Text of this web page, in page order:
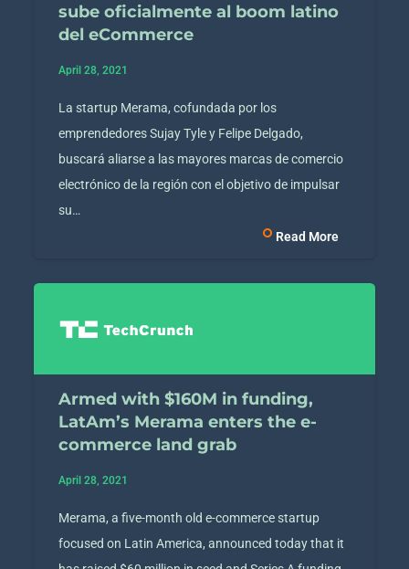
sube oficialmente al boom latino
del eCommerce
April 28, 2021
La startup Merama, cofundada por los
emprendedores Sujay Tyle y Felipe Delgado,
buscará aliarse a las mayores marcas de comercio
electrónico de la región con el objetivo de impulsar
su…
Read More
Armed with $160M in funding,
LatAm’s Merama enters the e-
commerce land grab
April 28, 2021
Merama, a five-month old e-commerce startup
focused on Latin America, announced today that it